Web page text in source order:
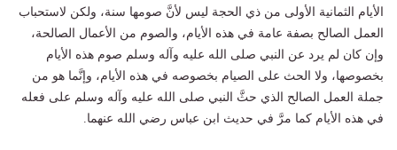
الأيام الثمانية الأولى من ذي الحجة ليس لأنَّ صومها سنة، ولكن لاستحباب
العمل الصالح بصفة عامة في هذه الأيام، والصوم من الأعمال الصالحة،
وإن كان لم يرد عن النبي صلى الله عليه وآله وسلم صوم هذه الأيام
بخصوصها، ولا الحث على الصيام بخصوصه في هذه الأيام، وإنَّما هو من
جملة العمل الصالح الذي حثَّ النبي صلى الله عليه وآله وسلم على فعله
في هذه الأيام كما مرَّ في حديث ابن عباس رضي الله عنهما.